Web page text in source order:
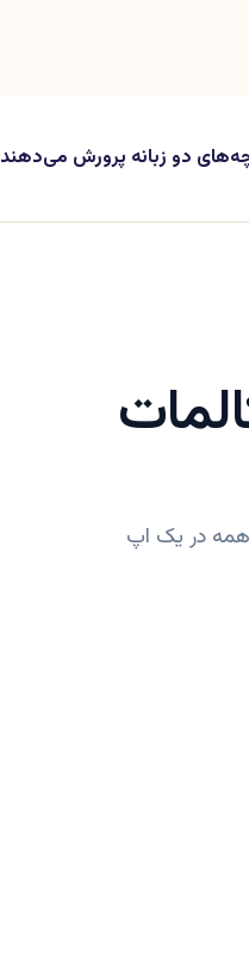
دو زبانه پرورش می‌دهند
همه در یک اپ